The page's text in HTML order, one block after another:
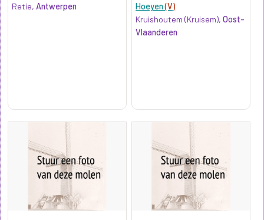
Retie, Antwerpen
Hoeyen(V)
Kruishoutem (Kruisem),Oost-
Vlaanderen